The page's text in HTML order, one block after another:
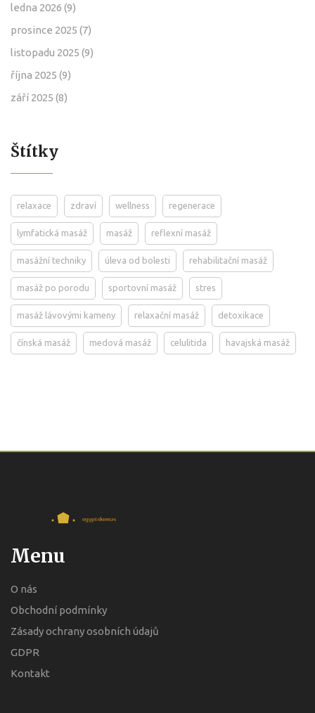
ledna 2026 (9)
prosince 2025 (7)
listopadu 2025 (9)
října 2025 (9)
září 2025 (8)
Štítky
relaxace zdraví wellness regenerace
lymfatická masáž masáž reflexní masáž
masážní techniky úleva od bolesti rehabilitační masáž
masáž po porodu sportovní masáž stres
masáž lávovými kameny relaxační masáž detoxikace
čínská masáž medová masáž celulitida havajská masáž
Menu
O nás
Obchodní podmínky
Zásady ochrany osobních údajů
GDPR
Kontakt